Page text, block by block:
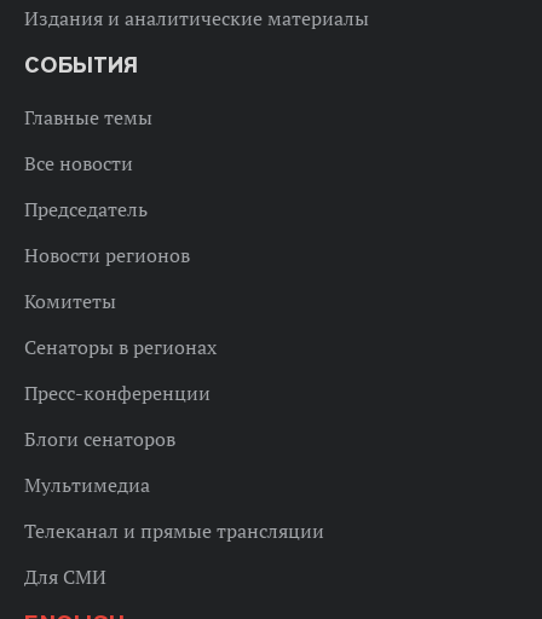
Издания и аналитические материалы
СОБЫТИЯ
Главные темы
Все новости
Председатель
Новости регионов
Комитеты
Сенаторы в регионах
Пресс-конференции
Блоги сенаторов
Мультимедиа
Телеканал и прямые трансляции
Для СМИ